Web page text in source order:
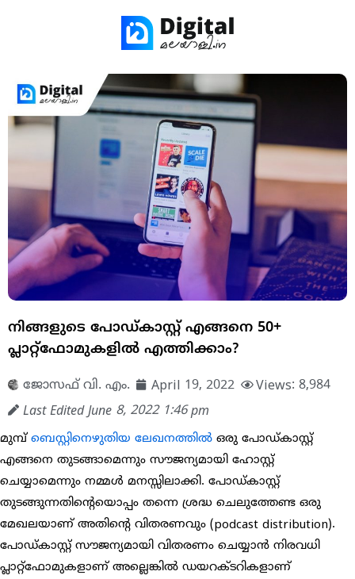
നിങ്ങളുടെ പോഡ്കാസ്റ്റ് എങ്ങനെ 50‍+
പ്ലാറ്റ്‌ഫോമുകളിൽ എത്തിക്കാം?
ജോസഫ് വി. എം. April 19, 2022
Views: 8,984
Last Edited June 8, 2022 1:46 pm
മുമ്പ് ബെസ്റ്റിനെഴുതിയ ലേഖനത്തിൽ ഒരു പോഡ്കാസ്റ്റ്
എങ്ങനെ തുടങ്ങാമെന്നും സൗജന്യമായി ഹോസ്റ്റ്
ചെയ്യാമെന്നും നമ്മൾ മനസ്സിലാക്കി. പോഡ്കാസ്റ്റ്
തുടങ്ങുന്നതിന്റെയൊപ്പം തന്നെ ശ്രദ്ധ ചെലുത്തേണ്ട ഒരു
മേഖലയാണ് അതിന്റെ വിതരണവും (podcast distribution).
പോഡ്കാസ്റ്റ് സൗജന്യമായി വിതരണം ചെയ്യാൻ നിരവധി
പ്ലാറ്റ്‌ഫോമുകളാണ് അല്ലെങ്കിൽ ഡയറക്ടറികളാണ്